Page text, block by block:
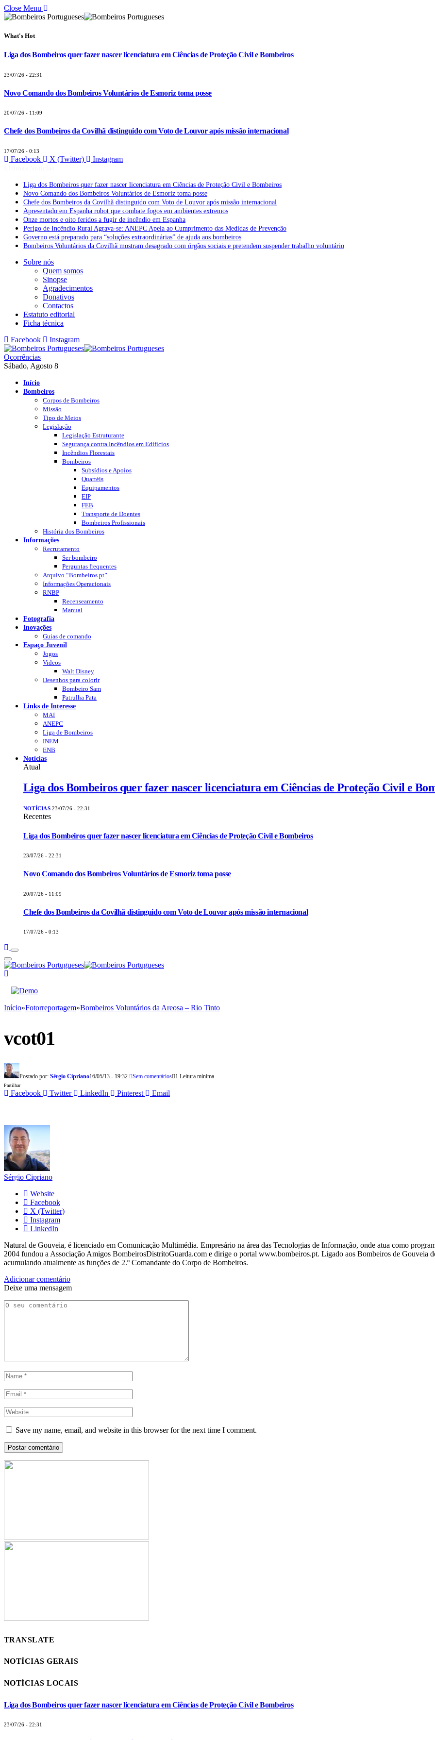
Close Menu
What's Hot
Liga dos Bombeiros quer fazer nascer licenciatura em Ciências de Proteção Civil e Bombeiros
23/07/26 - 22:31
Novo Comando dos Bombeiros Voluntários de Esmoriz toma posse
20/07/26 - 11:09
Chefe dos Bombeiros da Covilhã distinguido com Voto de Louvor após missão internacional
17/07/26 - 0:13
Facebook X (Twitter) Instagram
Liga dos Bombeiros quer fazer nascer licenciatura em Ciências de Proteção Civil e Bombeiros
Novo Comando dos Bombeiros Voluntários de Esmoriz toma posse
Chefe dos Bombeiros da Covilhã distinguido com Voto de Louvor após missão internacional
Apresentado em Espanha robot que combate fogos em ambientes extremos
Onze mortos e oito feridos a fugir de incêndio em Espanha
Perigo de Incêndio Rural Agrava-se: ANEPC Apela ao Cumprimento das Medidas de Prevenção
Governo está preparado para “soluções extraordinárias” de ajuda aos bombeiros
Bombeiros Voluntários da Covilhã mostram desagrado com órgãos sociais e pretendem suspender trabalho voluntário
Sobre nós
Quem somos
Sinopse
Agradecimentos
Donativos
Contactos
Estatuto editorial
Ficha técnica
Facebook
Instagram
Ocorrências
Sábado, Agosto 8
Início
Bombeiros
Corpos de Bombeiros
Missão
Tipo de Meios
Legislação
Legislação Estruturante
Segurança contra Incêndios em Edificios
Incêndios Florestais
Bombeiros
Subsídios e Apoios
Quartéis
Equipamentos
EIP
FEB
Transporte de Doentes
Bombeiros Profissionais
História dos Bombeiros
Informações
Recrutamento
Ser bombeiro
Perguntas frequentes
Arquivo “Bombeiros.pt”
Informações Operacionais
RNBP
Recenseamento
Manual
Fotografia
Inovações
Guias de comando
Espaço Juvenil
Jogos
Videos
Walt Disney
Desenhos para colorir
Bombeiro Sam
Patrulha Pata
Links de Interesse
MAI
ANEPC
Liga de Bombeiros
INEM
ENB
Notícias
Atual
Liga dos Bombeiros quer fazer nascer licenciatura em Ciências de Proteção Civil e
NOTÍCIAS 23/07/26 - 22:31
Recentes
Liga dos Bombeiros quer fazer nascer licenciatura em Ciências de Proteção Civil e Bombeiros
23/07/26 - 22:31
Novo Comando dos Bombeiros Voluntários de Esmoriz toma posse
20/07/26 - 11:09
Chefe dos Bombeiros da Covilhã distinguido com Voto de Louvor após missão internacional
17/07/26 - 0:13
Início»Fotorreportagem»Bombeiros Voluntários da Areosa – Rio Tinto
vcot01
Postado por: Sérgio Cipriano16/05/13 - 19:32 Sem comentários 1 Leitura mínima
Partilhar
Facebook Twitter LinkedIn Pinterest Email
Sérgio Cipriano
Website
Facebook
X (Twitter)
Instagram
LinkedIn
Natural de Gouveia, é licenciado em Comunicação Multimédia. Empresário na área das Tecnologias de Informação, onde atua como
2004 fundou a Associação Amigos BombeirosDistritoGuarda.com e dirige o portal www.bombeiros.pt. Ligado aos Bombeiros de Gouveia
acumulando atualmente as funções de 2.º Comandante do Corpo de Bombeiros.
Adicionar comentário
Deixe uma mensagem
Save my name, email, and website in this browser for the next time I comment.
TRANSLATE
NOTÍCIAS GERAIS
NOTÍCIAS LOCAIS
Liga dos Bombeiros quer fazer nascer licenciatura em Ciências de Proteção Civil e Bombeiros
23/07/26 - 22:31